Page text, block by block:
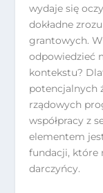
wydaje się
dokładne
grantowych.
odpowiedzieć
kontekstu?
potencjalnych
rządowych
współpracy z
elementem
fundacji, które
darczyńcy.